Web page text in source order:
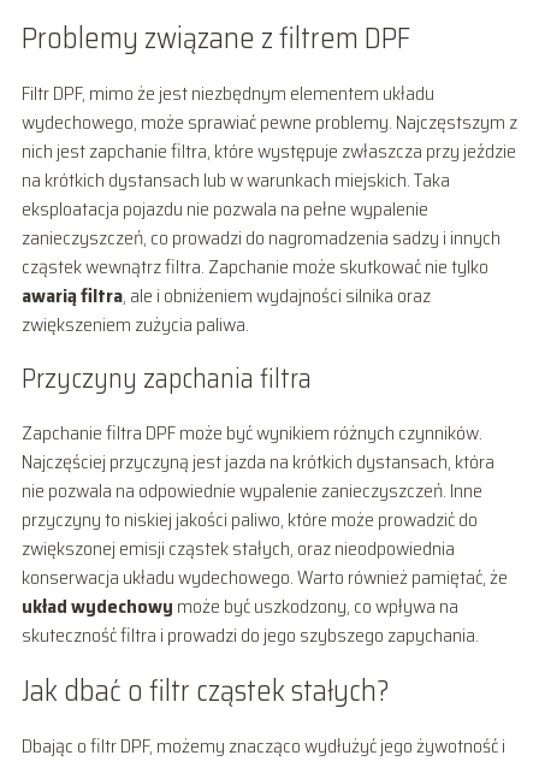
Problemy związane z filtrem DPF
Filtr DPF, mimo że jest niezbędnym elementem układu
wydechowego, może sprawiać pewne problemy. Najczęstszym z
nich jest zapchanie filtra, które występuje zwłaszcza przy jeździe
na krótkich dystansach lub w warunkach miejskich. Taka
eksploatacja pojazdu nie pozwala na pełne wypalenie
zanieczyszczeń, co prowadzi do nagromadzenia sadzy i innych
cząstek wewnątrz filtra. Zapchanie może skutkować nie tylko
awarią filtra, ale i obniżeniem wydajności silnika oraz
zwiększeniem zużycia paliwa.
Przyczyny zapchania filtra
Zapchanie filtra DPF może być wynikiem różnych czynników.
Najczęściej przyczyną jest jazda na krótkich dystansach, która
nie pozwala na odpowiednie wypalenie zanieczyszczeń. Inne
przyczyny to niskiej jakości paliwo, które może prowadzić do
zwiększonej emisji cząstek stałych, oraz nieodpowiednia
konserwacja układu wydechowego. Warto również pamiętać, że
układ wydechowy może być uszkodzony, co wpływa na
skuteczność filtra i prowadzi do jego szybszego zapychania.
Jak dbać o filtr cząstek stałych?
Dbając o filtr DPF, możemy znacząco wydłużyć jego żywotność i